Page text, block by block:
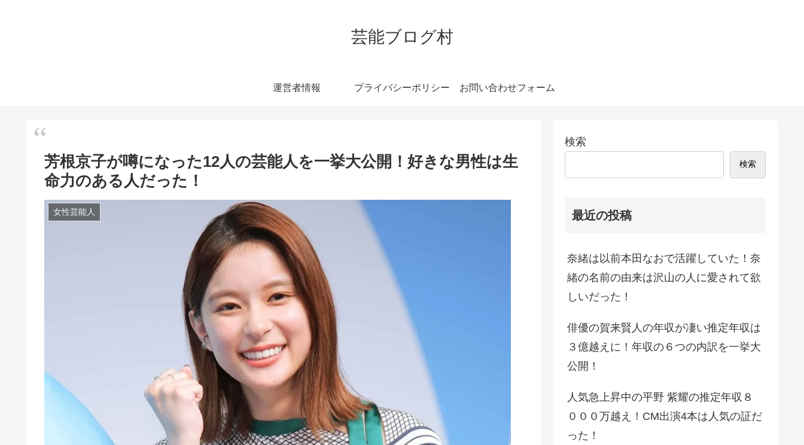
芸能ブログ村
運営者情報 プライバシーポリシー お問い合わせフォーム
芳根京子が噂になった12人の芸能人を一挙大公開！好きな男性は生
命力のある人だった！
女性芸能人
検索
検索
最近の投稿
奈緒は以前本田なおで活躍していた！奈
緒の名前の由来は沢山の人に愛されて欲
しいだった！
俳優の賀来賢人の年収が凄い推定年収は
３億越えに！年収の６つの内訳を一挙大
公開！
人気急上昇中の平野 紫耀の推定年収８
０００万越え！CM出演4本は人気の証だ
った！